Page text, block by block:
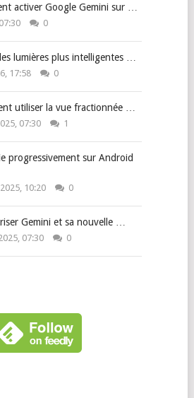
activer Google Gemini sur …
0
lumières plus intelligentes …
17:58 0
utiliser la vue fractionnée …
07:30 1
progressivement sur Android
10:20 0
Gemini et sa nouvelle …
07:30 0